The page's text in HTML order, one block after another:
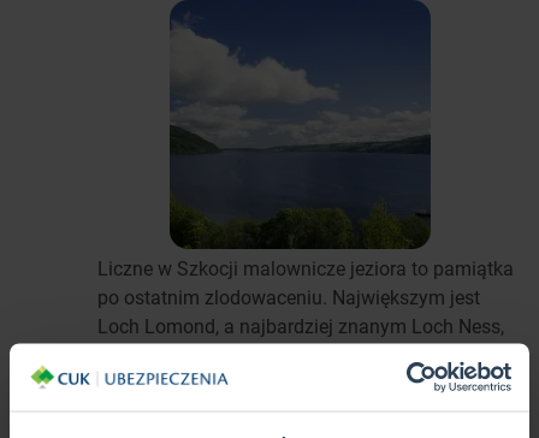
Liczne w Szkocji malownicze jeziora to pamiątka
po ostatnim zlodowaceniu. Największym jest
Loch Lomond, a najbardziej znanym Loch Ness,
odnaleziono.